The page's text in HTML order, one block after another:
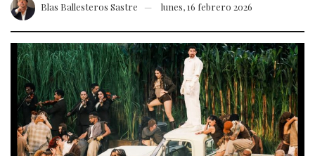
Blas Ballesteros Sastre lunes, 16 febrero 2026